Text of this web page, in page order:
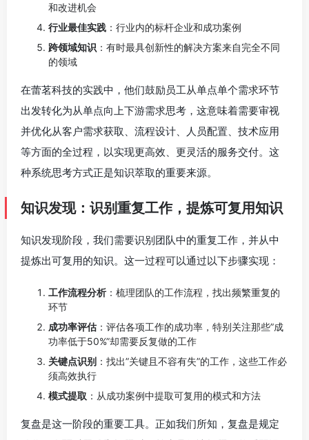
和改进机会
行业最佳实践 ：行业内的标杆企业和成功案例
跨领域知识 ：有时最具创新性的解决方案来自完全不同
的领域
在蕾茗科技的实践中，他们鼓励员工从单点单个需求环节
出发转化为从单点向上下游需求思考，这意味着需要审视
并优化从客户需求获取、流程设计、人员配置、技术应用
等方面的全过程，以实现更高效、更灵活的服务交付。这
种系统思考方式正是知识萃取的重要来源。
知识发现：识别重复工作，提炼可复用知识
知识发现阶段，我们需要识别团队中的重复工作，并从中
提炼出可复用的知识。这一过程可以通过以下步骤实现：
工作流程分析：梳理团队的工作流程，找出频繁重复的
环节
成功率评估 ：评估各项工作的成功率，特别关注那些”成
功率低于50%”却需要反复做的工作
关键点识别 ：找出”关键且不容有失”的工作，这些工作必
须高效执行
模式提取 ：从成功案例中提取可复用的模式和方法
复盘是这一阶段的重要工具。正如我们所知，复盘是规定